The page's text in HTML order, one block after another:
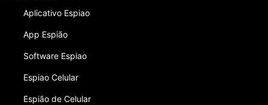
Aplicativo Espiao
App Espião
Software Espiao
Espiao Celular
Espião de Celular